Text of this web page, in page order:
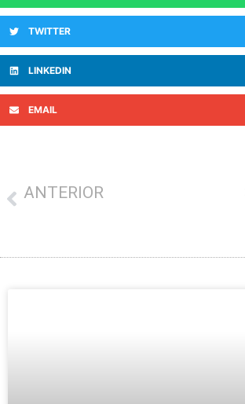
TWITTER
LINKEDIN
EMAIL
ANTERIOR